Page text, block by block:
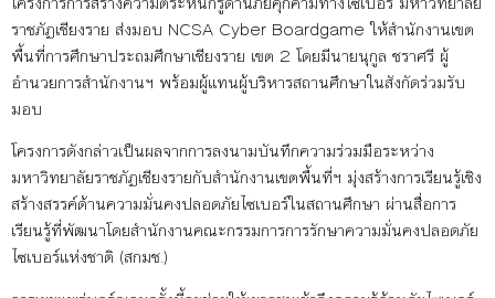
ราชภัฏเชียงราย ส่งมอบ NCSA Cyber Boardgame ให้สำนักงานเขต
พื้นที่การศึกษาประถมศึกษาเชียงราย เขต 2 โดยมีนายนุกูล ชราศรี ผู้
อำนวยการสำนักงานฯ พร้อมผู้แทนผู้บริหารสถานศึกษาในสังกัดร่วมรับ
มอบ
โครงการดังกล่าวเป็นผลจากการลงนามบันทึกความร่วมมือระหว่าง
มหาวิทยาลัยราชภัฏเชียงรายกับสำนักงานเขตพื้นที่ฯ มุ่งสร้างการเรียนรู้เชิง
สร้างสรรค์ด้านความมั่นคงปลอดภัยไซเบอร์ในสถานศึกษา ผ่านสื่อการ
เรียนรู้ที่พัฒนาโดยสำนักงานคณะกรรมการการรักษาความมั่นคงปลอดภัย
ไซเบอร์แห่งชาติ (สกมช.)